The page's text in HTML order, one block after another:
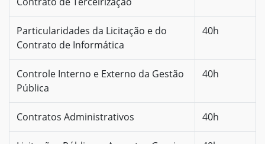
Particularidades da Licitação e do
Contrato de Informática
40h
Controle Interno e Externo da Gestão
Pública
40h
Contratos Administrativos 40h